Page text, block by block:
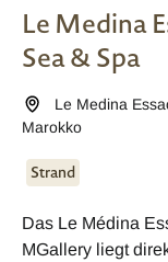
Le Medina
Sea & Spa
Le Medina
Marokko
Strand
Das Le Médina
MGallery liegt